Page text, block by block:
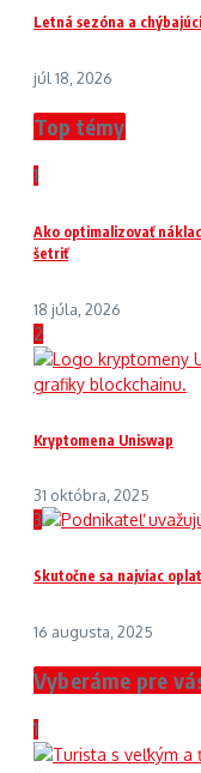
Letná sezóna a
júl 18, 2026
Top témy
1
Ako optimalizovať
šetriť
18 júla, 2026
2
Kryptomena Uniswap
31 októbra, 2025
3
Skutočne sa najviac
16 augusta, 2025
Vyberáme pre
1